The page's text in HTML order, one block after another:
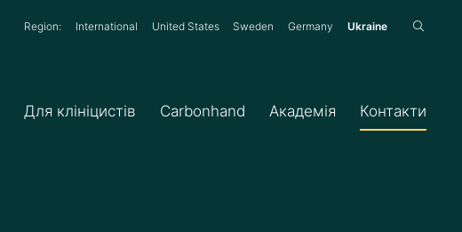
Region: International United States Sweden Germany Ukraine
Для клініцистів Carbonhand Академія Контакти